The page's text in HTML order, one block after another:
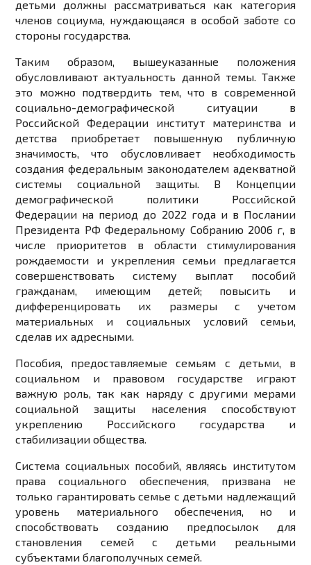
детьми должны рассматриваться как категория
членов социума, нуждающаяся в особой заботе со
стороны государства.
Таким образом, вышеуказанные положения
обусловливают актуальность данной темы. Также
это можно подтвердить тем, что в современной
социально-демографической ситуации в
Российской Федерации институт материнства и
детства приобретает повышенную публичную
значимость, что обусловливает необходимость
создания федеральным законодателем адекватной
системы социальной защиты. В Концепции
демографической политики Российской
Федерации на период до 2022 года и в Послании
Президента РФ Федеральному Собранию 2006 г, в
числе приоритетов в области стимулирования
рождаемости и укрепления семьи предлагается
совершенствовать систему выплат пособий
гражданам, имеющим детей; повысить и
дифференцировать их размеры с учетом
материальных и социальных условий семьи,
сделав их адресными.
Пособия, предоставляемые семьям с детьми, в
социальном и правовом государстве играют
важную роль, так как наряду с другими мерами
социальной защиты населения способствуют
укреплению Российского государства и
стабилизации общества.
Система социальных пособий, являясь институтом
права социального обеспечения, призвана не
только гарантировать семье с детьми надлежащий
уровень материального обеспечения, но и
способствовать созданию предпосылок для
становления семей с детьми реальными
субъектами благополучных семей.